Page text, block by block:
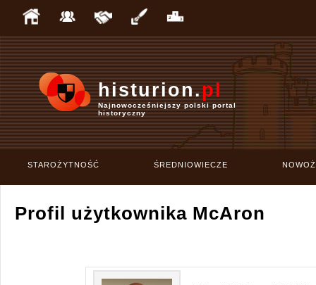
histurion.pl
Najnowocześniejszy polski portal
historyczny
STAROŻYTNOŚĆ ŚREDNIOWIECZE
Profil użytkownika McAron